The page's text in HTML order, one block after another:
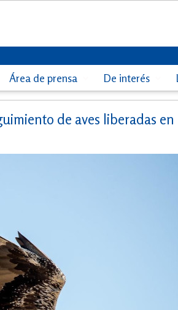
Área de prensa De interés
de aves liberadas